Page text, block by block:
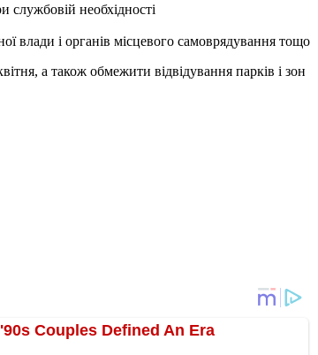
службовій необхідності
влади і органів місцевого самоврядування тощо
а також обмежити відвідування парків і зон